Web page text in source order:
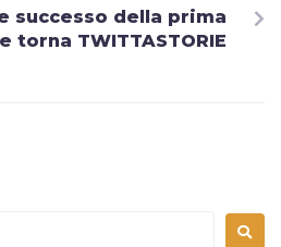
successo della prima
torna TWITTASTORIE